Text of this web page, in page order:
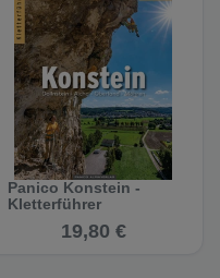
Panico Konstein -
Kletterführer
19,80 €